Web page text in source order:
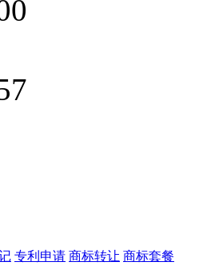
专利申请 商标转让 商标套餐